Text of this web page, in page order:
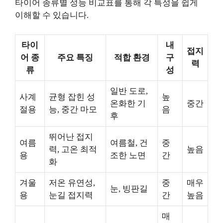
타이어 종류별 성능 비교표를 통해 각 특성을 쉽게
이해할 수 있습니다.
타이
어 종
류
주요 특징 적합 환경
내
구
성
접지
력
사계
절용
균형 잡힌 성
능, 중간 마모
일반 도로,
온화한 기
후
높
음
중간
여름
용
뛰어난 접지
력, 고온 최적
화
여름철, 건
조한 노면
중
간
높음
겨울
용
저온 유연성,
눈길 접지력
눈, 빙판길
중
간
매우
높음
매